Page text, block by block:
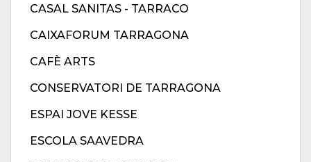
CASAL SANITAS - TARRACO
CAIXAFORUM TARRAGONA
CAFÈ ARTS
CONSERVATORI DE TARRAGONA
ESPAI JOVE KESSE
ESCOLA SAAVEDRA